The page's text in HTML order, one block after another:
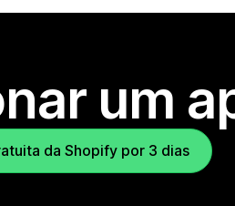
um
da Shopify por 3 dias